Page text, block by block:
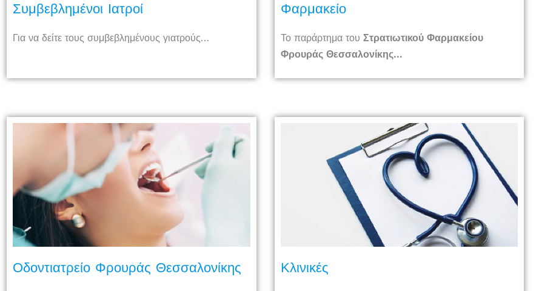
Συμβεβλημένοι Ιατροί
Για να δείτε τους συμβεβλημένους γιατρούς…
Φαρμακείο
Το παράρτημα του Στρατιωτικού Φαρμακείου
Φρουράς Θεσσαλονίκης…
Οδοντιατρείο Φρουράς Θεσσαλονίκης Κλινικές